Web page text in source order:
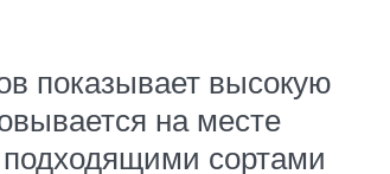
показывает высокую
на месте
подходящими сортами